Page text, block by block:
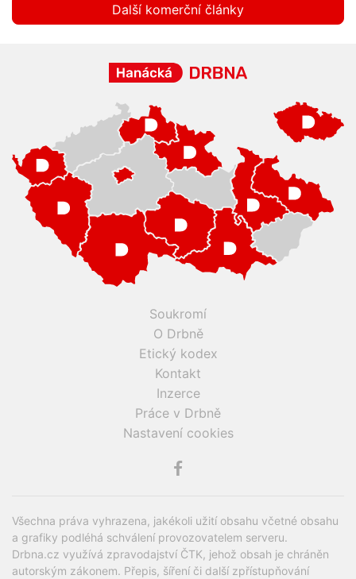
Další komerční články
Soukromí
O Drbně
Etický kodex
Kontakt
Inzerce
Práce v Drbně
Nastavení cookies
Všechna práva vyhrazena, jakékoli užití obsahu včetné obsahu
a grafiky podléhá schválení provozovatelem serveru.
Drbna.cz využívá zpravodajství ČTK, jehož obsah je chráněn
autorským zákonem. Přepis, šíření či další zpřístupňování